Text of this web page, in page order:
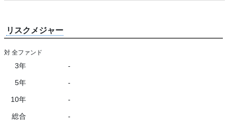
リスクメジャー
対 全ファンド
3年 -
5年 -
10年 -
総合 -